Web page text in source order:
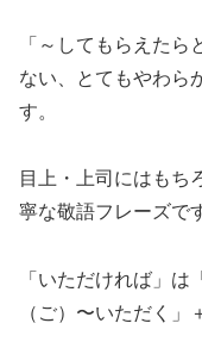
「～してもらえた
ない、とてもやわら
す。
目上・上司にはもち
寧な敬語フレーズで
「いただければ」
（ご）〜いただく」